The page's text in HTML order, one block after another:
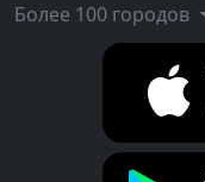
Более 100 городов